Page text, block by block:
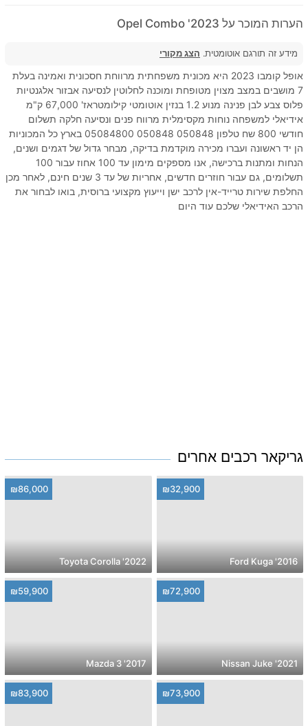
הערות המוכר על 2023' Opel Combo
מידע זה תורגם אוטומטית. הצג מקורי
אופל קומבו 2023 היא מכונית משפחתית מרווחת חסכונית ואמינה בעלת
7 מושבים במצב מצוין מטופחת ומוכנה לחלוטין לנסיעה אבזור אלגנטיות
פלוס צבע לבן פנינה מנוע 1.2 בנזין אוטומטי קילומטראז' 67,000 ק"מ
אידיאלי למשפחה נוחות מקסימלית מרווח פנים ונסיעה חלקה תשלום
חודשי 800 שח טלפון 050848 050848 05084800 בארץ כל המכוניות
הן יד ראשונה ועברו מכירה מוקדמת בדיקה, מבחר גדול של דגמים ושנים,
הנחות ומתנות ברכישה, אנו מספקים מימון עד 100 אחוז עבור 100
תשלומים, גם עבור חוזרים חדשים, אחריות של עד 3 שנים חינם, לאחר מכן
החלפת שירות טרייד-אין לרכב ישן וייעוץ מקצועי ברוסית, בואו לבחור את
הרכב האידיאלי שלכם עוד היום
גריקאר רכבים אחרים
₪32,900
2016' Ford Kuga
₪86,000
2022' Toyota Corolla
₪72,900
2021' Nissan Juke
₪59,900
2017' Mazda 3
₪73,900
₪83,900